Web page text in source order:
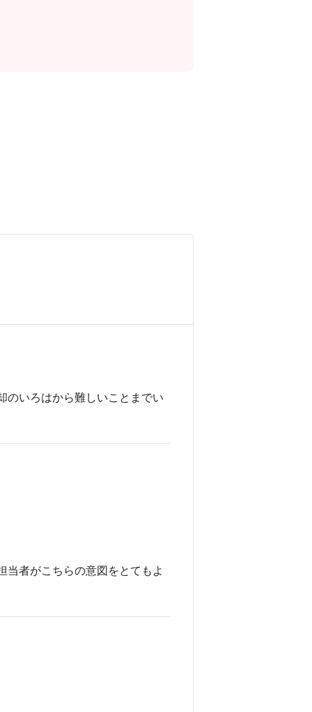
のいろはから難しいことまでい
当者がこちらの意図をとてもよ